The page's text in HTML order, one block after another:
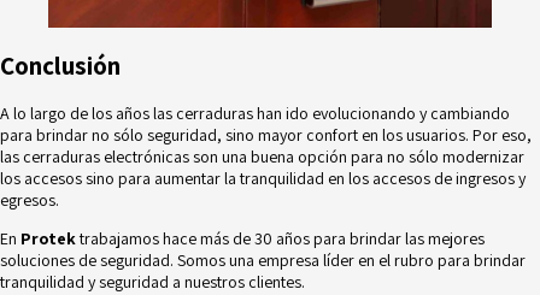
Conclusión
A lo largo de los años las cerraduras han ido evolucionando y cambiando
para brindar no sólo seguridad, sino mayor confort en los usuarios. Por eso,
las cerraduras electrónicas son una buena opción para no sólo modernizar
los accesos sino para aumentar la tranquilidad en los accesos de ingresos y
egresos.
En Protektrabajamos hace más de 30 años para brindar las mejores
soluciones de seguridad. Somos una empresa líder en el rubro para brindar
tranquilidad y seguridad a nuestros clientes.